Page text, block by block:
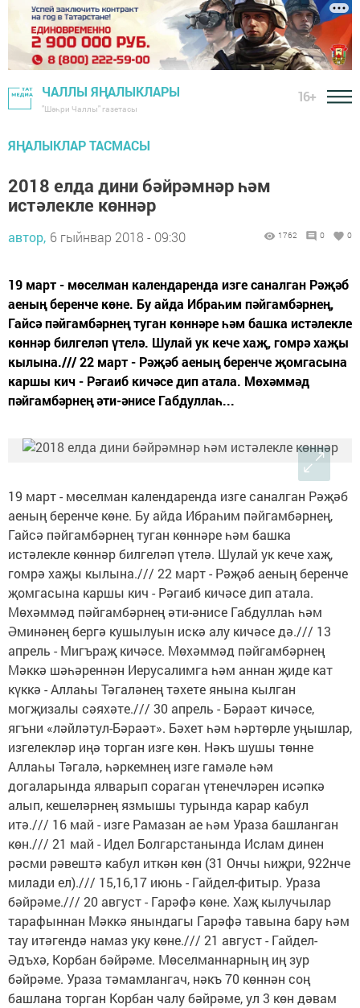
ЧАЛЛЫ ЯҢАЛЫКЛАРЫ
"Шәһри Чаллы" газетасы
16+
ЯҢАЛЫКЛАР ТАСМАСЫ
2018 елда дини бәйрәмнәр һәм
истәлекле көннәр
автор, 6 гыйнвар 2018 - 09:30 1762 0 0
19 март - мөселман календаренда изге саналган Рәҗәб
аеның беренче көне. Бу айда Ибраһим пәйгамбәрнең,
Гайсә пәйгамбәрнең туган көннәре һәм башка истәлекле
көннәр билгеләп үтелә. Шулай ук кече хаҗ, гомрә хаҗы
кылына./// 22 март - Рәҗәб аеның беренче җомгасына
каршы кич - Рәгаиб кичәсе дип атала. Мөхәммәд
пәйгамбәрнең әти-әнисе Габдуллаһ...
19 март - мөселман календаренда изге саналган Рәҗәб
аеның беренче көне. Бу айда Ибраһим пәйгамбәрнең,
Гайсә пәйгамбәрнең туган көннәре һәм башка
истәлекле көннәр билгеләп үтелә. Шулай ук кече хаҗ,
гомрә хаҗы кылына./// 22 март - Рәҗәб аеның беренче
җомгасына каршы кич - Рәгаиб кичәсе дип атала.
Мөхәммәд пәйгамбәрнең әти-әнисе Габдуллаһ һәм
Әминәнең бергә кушылуын искә алу кичәсе дә./// 13
апрель - Мигъраҗ кичәсе. Мөхәммәд пәйгамбәрнең
Мәккә шәһәреннән Иерусалимга һәм аннан җиде кат
күккә - Аллаһы Тәгаләнең тәхете янына кылган
могҗизалы сәяхәте./// 30 апрель - Бәраәт кичәсе,
ягъни «ләйләтул-Бәраәт». Бәхет һәм һәртөрле уңышлар,
изгелекләр иңә торган изге көн. Нәкъ шушы төнне
Аллаһы Тәгалә, һәркемнең изге гамәле һәм
догаларында ялварып сораган үтенечләрен исәпкә
алып, кешеләрнең язмышы турында карар кабул
итә./// 16 май - изге Рамазан ае һәм Ураза башланган
көн./// 21 май - Идел Болгарстанында Ислам динен
рәсми рәвештә кабул иткән көн (31 Ончы һиҗри, 922нче
милади ел)./// 15,16,17 июнь - Гайдел-фитыр. Ураза
бәйрәме./// 20 август - Гарәфә көне. Хаҗ кылучылар
тарафыннан Мәккә янындагы Гарәфә тавына бару һәм
тау итәгендә намаз уку көне./// 21 август - Гайдел-
Әдъхә, Корбан бәйрәме. Мөселманнарның иң зур
бәйрәме. Ураза тәмамлангач, нәкъ 70 көннән соң
башлана торган Корбан чалу бәйрәме, ул 3 көн дәвам